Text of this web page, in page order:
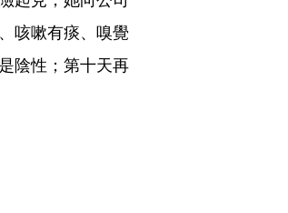
咳嗽有痰、嗅覺
陰性；第十天再